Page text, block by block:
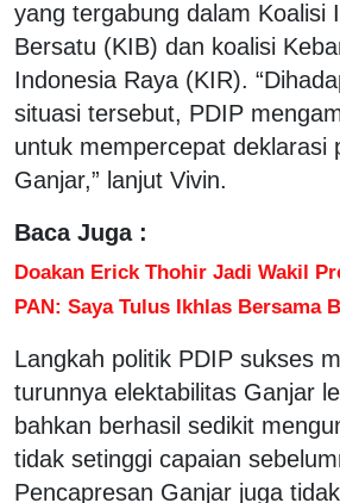
yang tergabung dalam Koalisi
Bersatu (KIB) dan koalisi
Indonesia Raya (KIR).
situasi tersebut, PDIP
untuk mempercepat deklarasi
Ganjar,” lanjut Vivin.
Baca Juga :
Doakan Erick Thohir Jadi Wakil
PAN: Saya Tulus Ikhlas Bersama
Langkah politik PDIP sukses
turunnya elektabilitas Ganjar
bahkan berhasil sedikit
tidak setinggi capaian
Pencapresan Ganjar juga